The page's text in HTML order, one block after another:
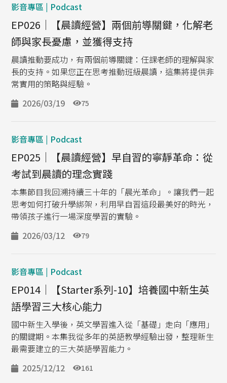
影音專區 | Podcast
EP026｜【晨讀經營】兩個前導關鍵，化解老
師與家長憂慮，並獲得支持
晨讀推動要成功，有兩個前導關鍵：任課老師的理解與家
長的支持。如果您正在思考推動班級晨讀，這集將提供非
常實用的策略與經驗。
2026/03/19
75
影音專區 | Podcast
EP025｜【晨讀經營】早自習的寧靜革命：從
考試到晨讀的理念實踐
本集節目我回溯持續三十年的「晨光革命」。讓我們一起
思考如何打破升學綁架，利用早自習這段最美好的時光，
帶領孩子進行一場深度學習的實驗。
2026/03/12
79
影音專區 | Podcast
EP014｜【Starter系列-10】培養國中新生英
語學習三大核心能力
國中新生入學後，英文學習進入從「基礎」走向「應用」
的關鍵期。本集我從多年的英語教學經驗出發，整理新生
最需要建立的三大英語學習能力。
2025/12/12
161